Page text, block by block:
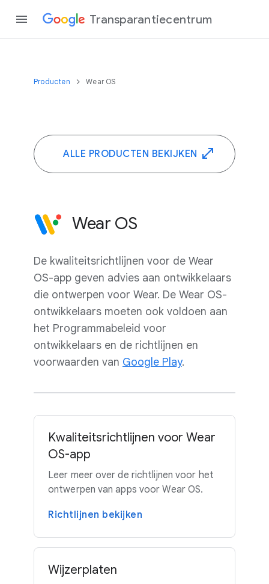
Transparantiecentrum
Producten Wear OS
ALLE PRODUCTEN BEKIJKEN
Wear OS
De kwaliteitsrichtlijnen voor de Wear
OS-app geven advies aan ontwikkelaars
die ontwerpen voor Wear. De Wear OS-
ontwikkelaars moeten ook voldoen aan
het Programmabeleid voor
ontwikkelaars en de richtlijnen en
voorwaarden van Google Play.
Kwaliteitsrichtlijnen voor Wear
OS-app
Leer meer over de richtlijnen voor het
ontwerpen van apps voor Wear OS.
Richtlijnen bekijken
Wijzerplaten